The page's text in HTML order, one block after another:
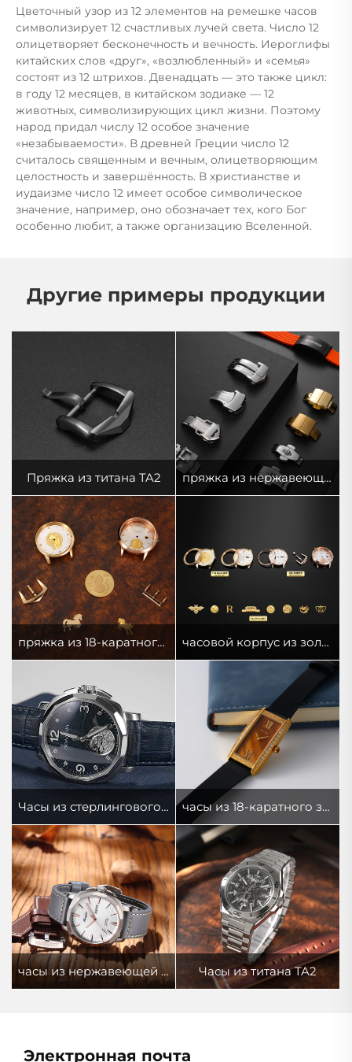
Цветочный узор из 12 элементов на ремешке часов
символизирует 12 счастливых лучей света. Число 12
олицетворяет бесконечность и вечность. Иероглифы
китайских слов «друг», «возлюбленный» и «семья»
состоят из 12 штрихов. Двенадцать — это также цикл:
в году 12 месяцев, в китайском зодиаке — 12
животных, символизирующих цикл жизни. Поэтому
народ придал числу 12 особое значение
«незабываемости». В древней Греции число 12
считалось священным и вечным, олицетворяющим
целостность и завершённость. В христианстве и
иудаизме число 12 имеет особое символическое
значение, например, оно обозначает тех, кого Бог
особенно любит, а также организацию Вселенной.
Другие примеры продукции
Пряжка из титана TA2 пряжка из нержавеющей стали 316L
пряжка из 18-каратного золота часовой корпус из золота 18К
Часы из стерлингового серебра часы из 18-каратного золота
часы из нержавеющей стали 316l Часы из титана TA2
Электронная почта